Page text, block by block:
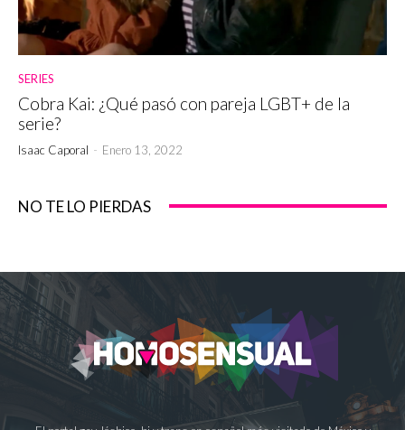
SERIES
Cobra Kai: ¿Qué pasó con pareja LGBT+ de la
serie?
Isaac Caporal - Enero 13, 2022
NO TE LO PIERDAS